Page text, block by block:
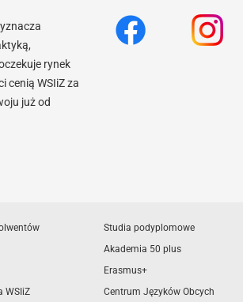
rynek
cenią WSIiZ za
już od
WSIiZ
Studia podyplomowe
Akademia 50 plus
Erasmus+
Centrum Języków Obcych